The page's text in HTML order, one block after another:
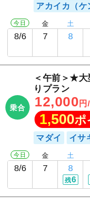
アカイカ（ケ
今日
8/6
金
7
土
8
乗合
＜午前＞★
りプラン
12,000 円
1,500ポ
マダイ イサ
今日
8/6
金
7
土
8
残6